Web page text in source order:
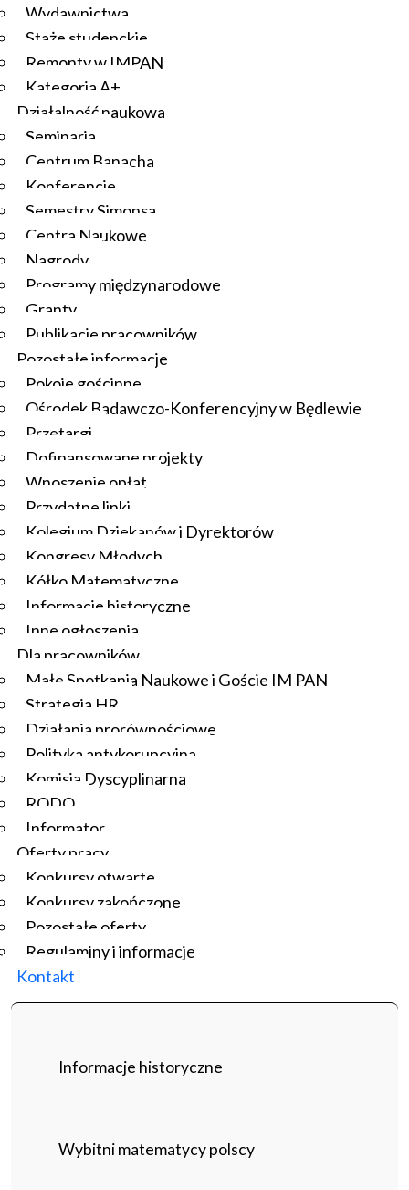
Wydawnictwa
Staże studenckie
Remonty w IMPAN
Kategoria A+
Działalność naukowa
Seminaria
Centrum Banacha
Konferencje
Semestry Simonsa
Centra Naukowe
Nagrody
Programy międzynarodowe
Granty
Publikacje pracowników
Pozostałe informacje
Pokoje gościnne
Ośrodek Badawczo-Konferencyjny w Będlewie
Przetargi
Dofinansowane projekty
Wnoszenie opłat
Przydatne linki
Kolegium Dziekanów i Dyrektorów
Kongresy Młodych
Kółko Matematyczne
Informacje historyczne
Inne ogłoszenia
Dla pracowników
Małe Spotkania Naukowe i Goście IM PAN
Strategia HR
Działania prorównościowe
Polityka antykorupcyjna
Komisja Dyscyplinarna
RODO
Informator
Oferty pracy
Konkursy otwarte
Konkursy zakończone
Pozostałe oferty
Regulaminy i informacje
Kontakt
Informacje historyczne
Wybitni matematycy polscy